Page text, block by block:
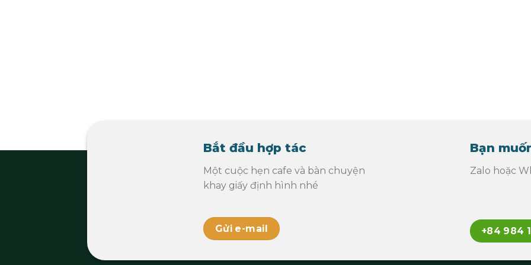
Bắt đầu hợp tác
Một cuộc hẹn cafe và bàn chuyện
khay giấy định hình nhé
Gửi e-mail
Bạn
Zalo hoặc
+84 984